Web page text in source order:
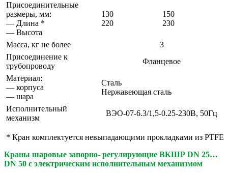
Присоединительные
размеры, мм:
— Длина *
— Высота
130
220
150
230
Масса, кг не более
3
Присоединение к
трубопроводу
Фланцевое
Материал:
— корпуса
— шара
Сталь
Нержавеющая сталь
Исполнительный
механизм
ВЭО-07-6.3/1,5-0.25-230В, 50Гц
* Кран комплектуется невыпадающими прокладками из PTFE
Краны шаровые запорно- регулирующие ВКШР DN 25…
DN 50 с электрическим исполнительным механизмом